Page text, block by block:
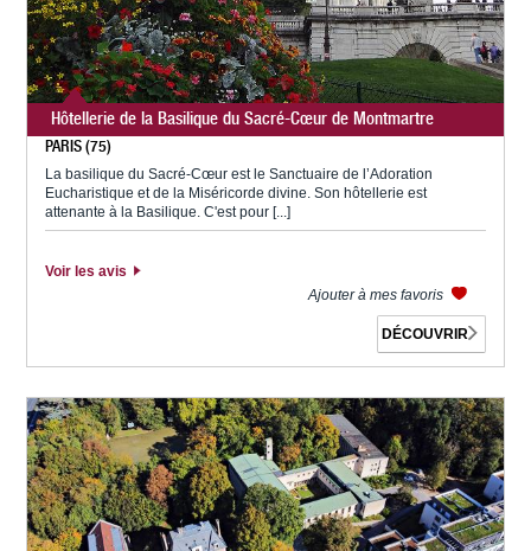
Hôtellerie de la Basilique du Sacré-Cœur de Montmartre
PARIS (75)
La basilique du Sacré-Cœur est le Sanctuaire de l’Adoration
Eucharistique et de la Miséricorde divine. Son hôtellerie est
attenante à la Basilique. C'est pour [...]
Voir les avis
Ajouter à mes favoris
DÉCOUVRIR